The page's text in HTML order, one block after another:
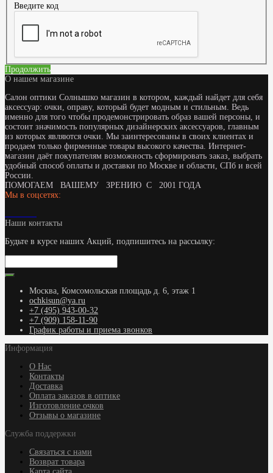
Введите код
Продолжить
О нашем магазине
Салон оптики Солнышко магазин в котором, каждый найдет для себя
аксессуар: очки, оправу, который будет модным и стильным. Ведь
именно для того чтобы продемонстрировать образ вашей персоны, и
состоит значимость популярных дизайнерских аксессуаров, главным
из которых являются очки. Мы заинтересованы в своих клиентах и
продаем только фирменные товары высокого качества. Интернет-
магазин даёт покупателям возможность сформировать заказ, выбрать
удобный способ оплаты и доставки по Москве и области, СПб и всей
России.
ПОМОГАЕМ ВАШЕМУ ЗРЕНИЮ С 2001 ГОДА
Мы в соцсетях:
Наши контакты
Будьте в курсе наших Акций, подпишитесь на рассылку:
Москва, Комсомольская площадь д. 6, этаж 1
ochkisun@ya.ru
+7 (495) 943-00-32
+7 (909) 158-11-90
График работы и приема звонков
Информация
О Нас
Контакты
Доставка
Оплата заказов в оптике
Изготовление очков
Отзывы о магазине
Служба поддержки
Связаться с нами
Возврат товара